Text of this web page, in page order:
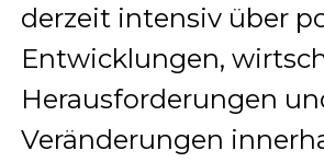
derzeit intensiv über
Entwicklungen,
Herausforderungen
Veränderungen